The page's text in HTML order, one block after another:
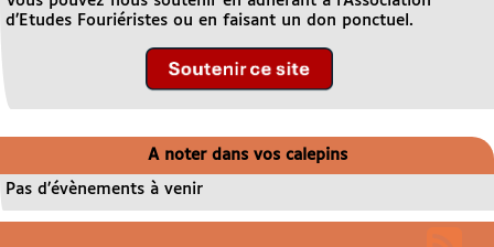
d’Etudes Fouriéristes ou en faisant un don ponctuel.
A noter dans vos calepins
Pas d’évènements à venir